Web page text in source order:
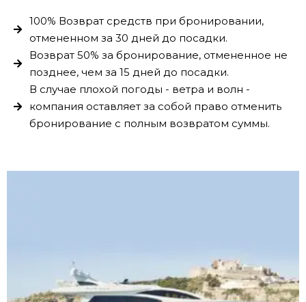
100% Возврат средств при бронировании,
отмененном за 30 дней до посадки.
Возврат 50% за бронирование, отмененное не
позднее, чем за 15 дней до посадки.
В случае плохой погоды - ветра и волн -
компания оставляет за собой право отменить
бронирование с полным возвратом суммы.